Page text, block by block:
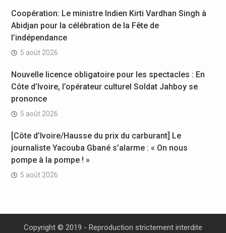
Coopération: Le ministre Indien Kirti Vardhan Singh à
Abidjan pour la célébration de la Fête de
l’indépendance
5 août 2026
Nouvelle licence obligatoire pour les spectacles : En
Côte d’Ivoire, l’opérateur culturel Soldat Jahboy se
prononce
5 août 2026
[Côte d’Ivoire/Hausse du prix du carburant] Le
journaliste Yacouba Gbané s’alarme : « On nous
pompe à la pompe ! »
5 août 2026
Copyright © 2019 - Reproduction strictement interdite